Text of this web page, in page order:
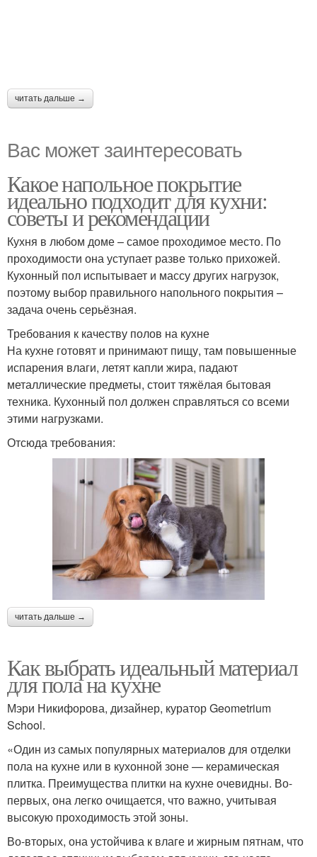
читать дальше →
Вас может заинтересовать
Какое напольное покрытие
идеально подходит для кухни:
советы и рекомендации
Кухня в любом доме – самое проходимое место. По
проходимости она уступает разве только прихожей.
Кухонный пол испытывает и массу других нагрузок,
поэтому выбор правильного напольного покрытия –
задача очень серьёзная.
Требования к качеству полов на кухне
На кухне готовят и принимают пищу, там повышенные
испарения влаги, летят капли жира, падают
металлические предметы, стоит тяжёлая бытовая
техника. Кухонный пол должен справляться со всеми
этими нагрузками.
Отсюда требования:
читать дальше →
Как выбрать идеальный материал
для пола на кухне
Мэри Никифорова, дизайнер, куратор Geometrium
School.
«Один из самых популярных материалов для отделки
пола на кухне или в кухонной зоне — керамическая
плитка. Преимущества плитки на кухне очевидны. Во-
первых, она легко очищается, что важно, учитывая
высокую проходимость этой зоны.
Во-вторых, она устойчива к влаге и жирным пятнам, что